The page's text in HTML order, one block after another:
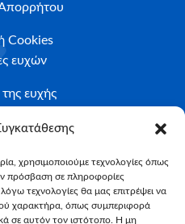
χρησιμοποιούμε τεχνολογίες όπως
πρόσβαση σε πληροφορίες
τεχνολογίες θα μας επιτρέψει να
χαρακτήρα, όπως συμπεριφορά
σε αυτόν τον ιστότοπο. Η μη
Απορρήτου
Cookies
ευχών
της ευχής